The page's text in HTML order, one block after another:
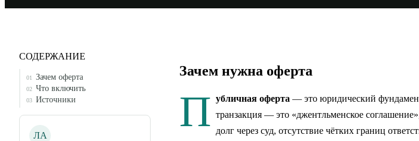
СОДЕРЖАНИЕ
01 Зачем оферта
02 Что включить
03 Источники
ЛА
Зачем нужна оферта
П убличная оферта — это юридический
транзакция — это «джентльменское
долг через суд, отсутствие чётких границ